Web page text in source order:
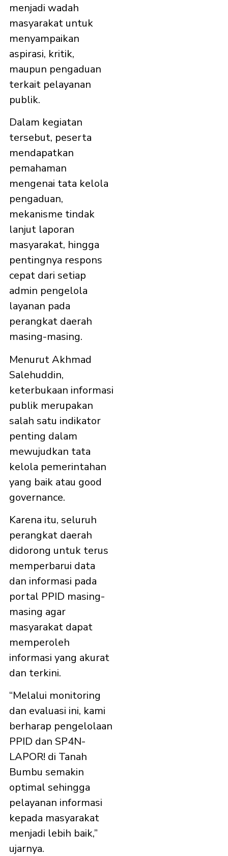
menjadi wadah
masyarakat untuk
menyampaikan
aspirasi, kritik,
maupun pengaduan
terkait pelayanan
publik.
Dalam kegiatan
tersebut, peserta
mendapatkan
pemahaman
mengenai tata kelola
pengaduan,
mekanisme tindak
lanjut laporan
masyarakat, hingga
pentingnya respons
cepat dari setiap
admin pengelola
layanan pada
perangkat daerah
masing-masing.
Menurut Akhmad
Salehuddin,
keterbukaan informasi
publik merupakan
salah satu indikator
penting dalam
mewujudkan tata
kelola pemerintahan
yang baik atau good
governance.
Karena itu, seluruh
perangkat daerah
didorong untuk terus
memperbarui data
dan informasi pada
portal PPID masing-
masing agar
masyarakat dapat
memperoleh
informasi yang akurat
dan terkini.
“Melalui monitoring
dan evaluasi ini, kami
berharap pengelolaan
PPID dan SP4N-
LAPOR! di Tanah
Bumbu semakin
optimal sehingga
pelayanan informasi
kepada masyarakat
menjadi lebih baik,”
ujarnya.